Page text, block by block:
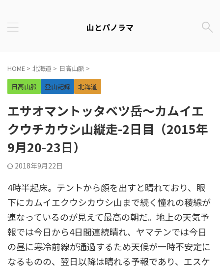
山とパノラマ
HOME > 北海道 > 日高山脈 >
日高山脈
登山記録 北海道
エサオマントッタベツ岳～カムイエ
クウチカウシ山縦走-2日目（2015年
9月20-23日）
2018年9月22日
4時半起床。テントから顔を出すと晴れており、眼
下にカムイエクウシカウシ山まで続く憧れの稜線が
連なっているのが見えて最高の朝だ。地上の天気予
報では今日から4日間連続晴れ、ヤマテンでは今日
の昼に寒冷前線が通過するため天候が一時不安定に
なるものの、翌日以降は晴れる予報であり、エスケ